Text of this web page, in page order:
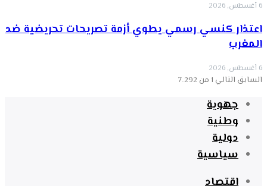
6 أغسطس, 2026
اعتذار كنسي رسمي يطوي أزمة تصريحات تحريضية ضد
المغرب
6 أغسطس, 2026
السابق التالي 1 من 7٬292
جهوية
وطنية
دولية
سياسية
اقتصاد